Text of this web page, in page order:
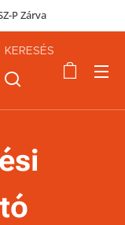
P Zárva
KERESÉS